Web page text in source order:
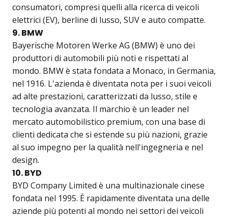
consumatori, compresi quelli alla ricerca di veicoli
elettrici (EV), berline di lusso, SUV e auto compatte.
9. BMW
Bayerische Motoren Werke AG (BMW) è uno dei
produttori di automobili più noti e rispettati al
mondo. BMW è stata fondata a Monaco, in Germania,
nel 1916. L'azienda è diventata nota per i suoi veicoli
ad alte prestazioni, caratterizzati da lusso, stile e
tecnologia avanzata. Il marchio è un leader nel
mercato automobilistico premium, con una base di
clienti dedicata che si estende su più nazioni, grazie
al suo impegno per la qualità nell'ingegneria e nel
design.
10. BYD
BYD Company Limited è una multinazionale cinese
fondata nel 1995. È rapidamente diventata una delle
aziende più potenti al mondo nei settori dei veicoli